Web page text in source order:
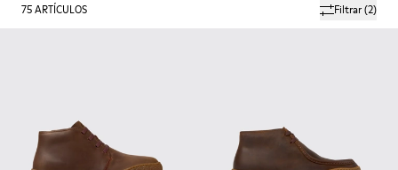
Filtrar(2)
75ARTÍCULOS